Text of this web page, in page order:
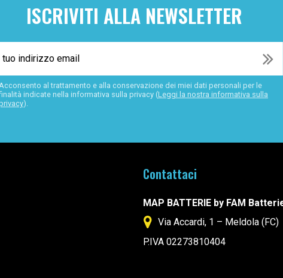
ISCRIVITI ALLA NEWSLETTER
al trattamento e alla conservazione dei miei dati personali per le
indicate nella informativa sulla privacy (Leggi la nostra informativa sulla
).
Contattaci
MAP BATTERIE by FAM
Via Accardi, 1 – Meldola (FC)
P.IVA 02273810404